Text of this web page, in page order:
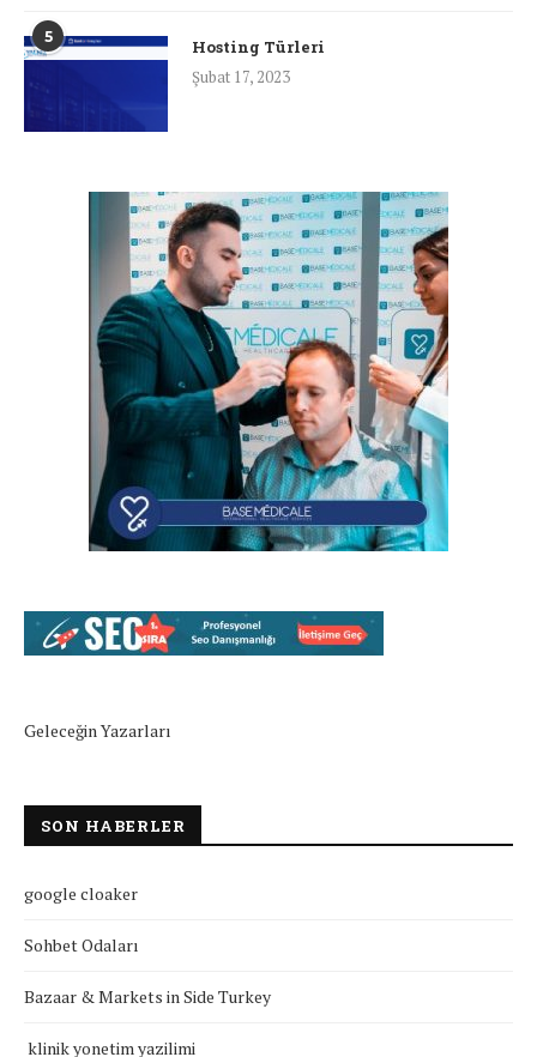
5
Hosting Türleri
Şubat 17, 2023
Geleceğin Yazarları
SON HABERLER
google cloaker
Sohbet Odaları
Bazaar & Markets in Side Turkey
klinik yonetim yazilimi